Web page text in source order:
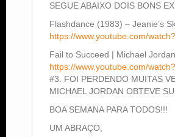
SEGUE ABAIXO DOIS BONS
Flashdance (1983) – Jeanie’s
https://www.youtube.com/
Fail to Succeed | Michael Jordan
https://www.youtube.com/
#3. FOI PERDENDO MUITAS
MICHAEL JORDAN OBTEVE
BOA SEMANA PARA TODOS!!!
UM ABRAÇO,